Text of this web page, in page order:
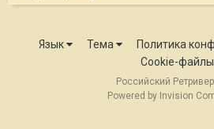
Язык Тема
Политика
Cookie-файлы
Российский
Powered by Invision